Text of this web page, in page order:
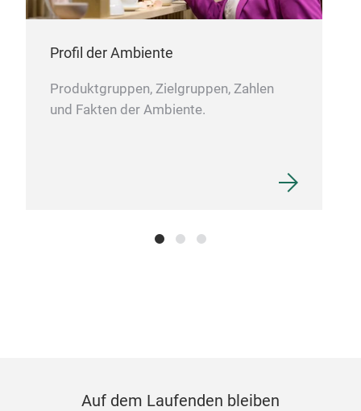
Profil der Ambiente
Produktgruppen, Zielgruppen, Zahlen
und Fakten der Ambiente.
Auf dem Laufenden bleiben